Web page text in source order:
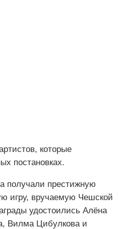
которые
постановках.
получали престижную
игру, вручаемую Чешской
удостоились Алёна
Вилма Цибулкова и